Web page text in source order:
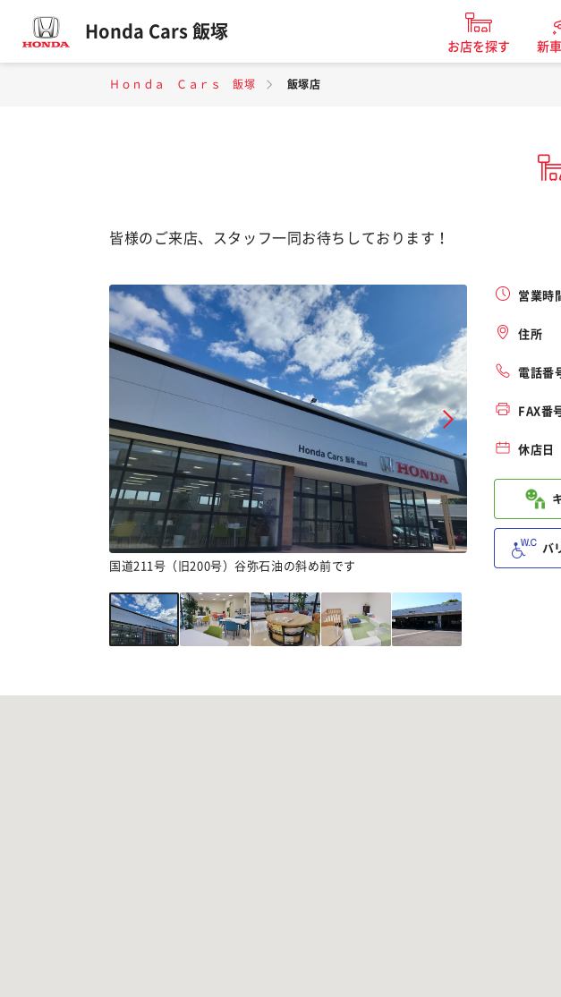
Honda Cars 飯塚
お店を探す 新
Ｈｏｎｄａ Ｃａｒｓ 飯塚 飯塚店
皆様のご来店、スタッフ一同お待ちしております！
国道211号（旧200号）谷弥石油の斜め前です
営業時
住所
電話番
FAX番
休店日